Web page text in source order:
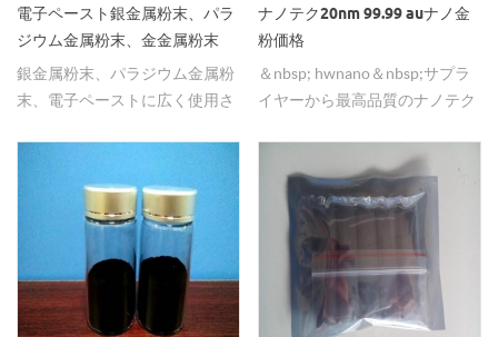
電子ペースト銀金属粉末、パラ
ジウム金属粉末、金金属粉末
銀金属粉末、パラジウム金属粉
末、電子ペーストに広く使用さ
ナノテク20nm 99.99 auナノ金
粉価格
＆nbsp; hwnano＆nbsp;サプラ
イヤーから最高品質のナノテク